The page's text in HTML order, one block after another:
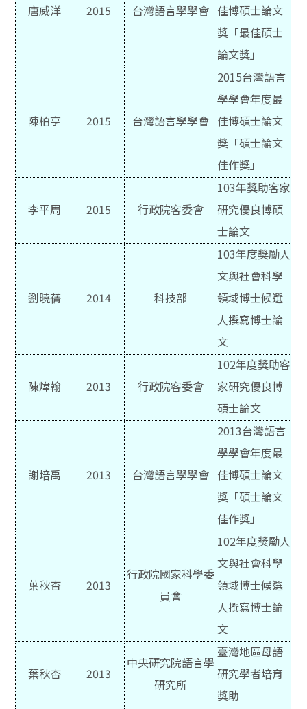
唐威洋 2015 台灣語言學學會 佳博碩士論文
獎「最佳碩士
論文獎」
陳柏亨 2015 台灣語言學學會
2015台灣語言
學學會年度最
佳博碩士論文
獎「碩士論文
佳作獎」
李平周 2015 行政院客委會
103年獎助客家
研究優良博碩
士論文
劉曉蒨 2014 科技部
103年度獎勵人
文與社會科學
領域博士候選
人撰寫博士論
文
陳煒翰 2013 行政院客委會
102年度獎助客
家研究優良博
碩士論文
謝培禹 2013 台灣語言學學會
2013台灣語言
學學會年度最
佳博碩士論文
獎「碩士論文
佳作獎」
葉秋杏 2013
行政院國家科學委
員會
102年度獎勵人
文與社會科學
領域博士候選
人撰寫博士論
文
葉秋杏 2013
中央研究院語言學
研究所
臺灣地區母語
研究學者培育
獎助